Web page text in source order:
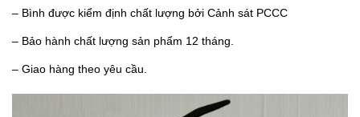
– Bình được kiểm định chất lượng bởi Cảnh sát PCCC
– Bảo hành chất lượng sản phẩm 12 tháng.
– Giao hàng theo yêu cầu.